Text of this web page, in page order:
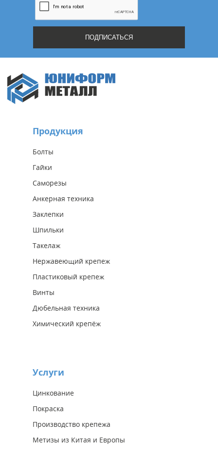
Продукция
Болты
Гайки
Саморезы
Анкерная техника
Заклепки
Шпильки
Такелаж
Нержавеющий крепеж
Пластиковый крепеж
Винты
Дюбельная техника
Химический крепёж
Услуги
Цинкование
Покраска
Производство крепежа
Метизы из Китая и Европы